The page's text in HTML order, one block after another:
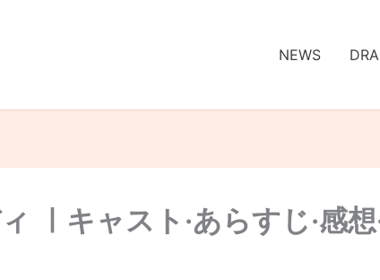
NEWS
ㅣキャスト·あらすじ·感想